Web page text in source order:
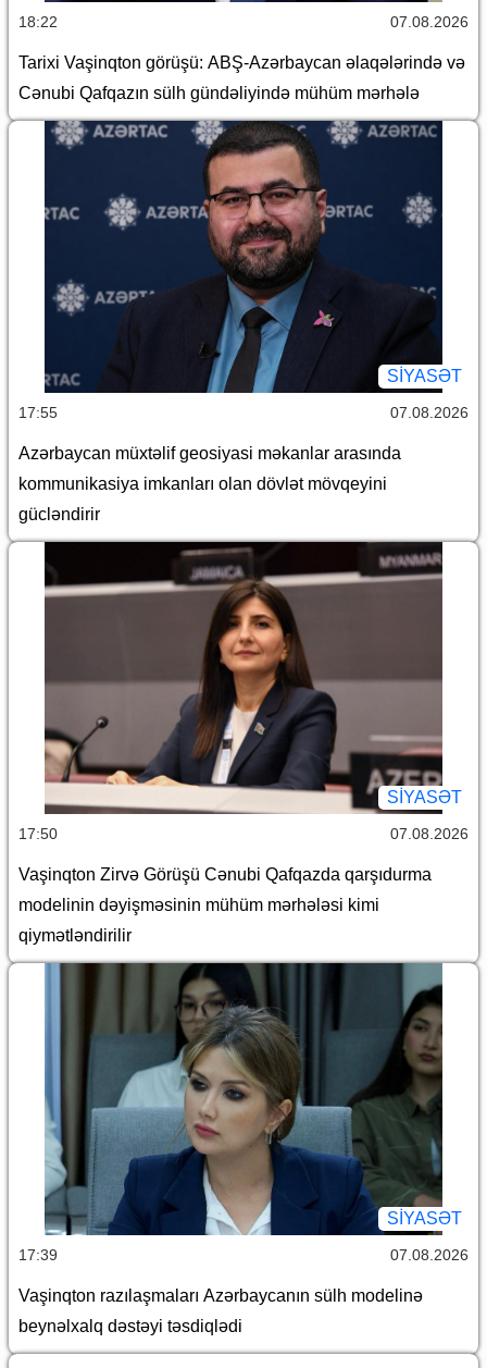
18:22 07.08.2026
Tarixi Vaşinqton görüşü: ABŞ-Azərbaycan əlaqələrində və
Cənubi Qafqazın sülh gündəliyində mühüm mərhələ
SİYASƏT
17:55 07.08.2026
Azərbaycan müxtəlif geosiyasi məkanlar arasında
kommunikasiya imkanları olan dövlət mövqeyini
gücləndirir
SİYASƏT
17:50 07.08.2026
Vaşinqton Zirvə Görüşü Cənubi Qafqazda qarşıdurma
modelinin dəyişməsinin mühüm mərhələsi kimi
qiymətləndirilir
SİYASƏT
17:39 07.08.2026
Vaşinqton razılaşmaları Azərbaycanın sülh modelinə
beynəlxalq dəstəyi təsdiqlədi